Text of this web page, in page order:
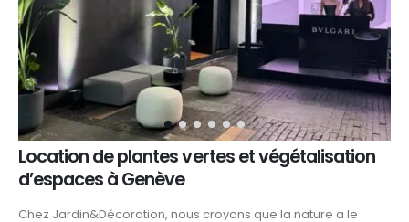
Location de plantes vertes et végétalisation
d’espaces à Genève
Chez Jardin&Décoration, nous croyons que la nature a le